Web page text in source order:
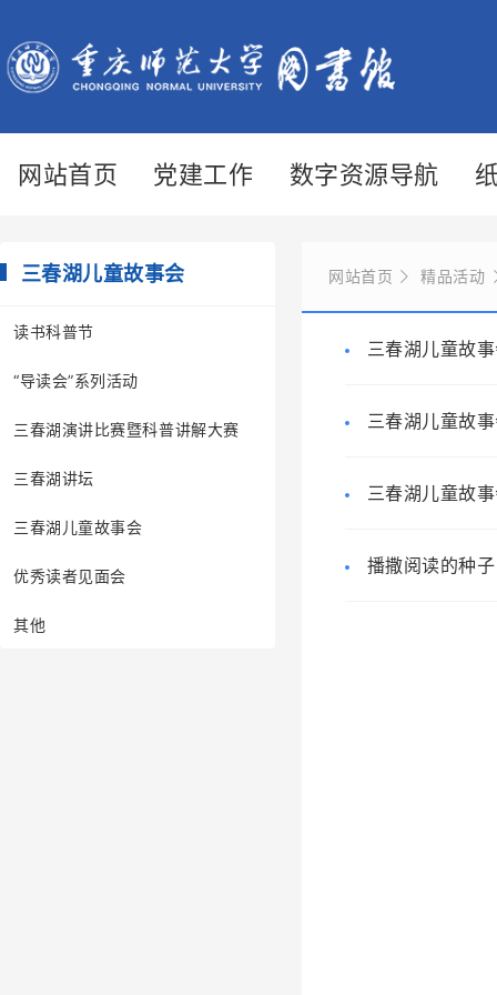
网站首页 党建工作 数字资源导航
三春湖儿童故事会
读书科普节
“导读会”系列活动
三春湖演讲比赛暨科普讲解大赛
三春湖讲坛
三春湖儿童故事会
优秀读者见面会
其他
网站首页 精品活动
三春湖儿童故
三春湖儿童故
三春湖儿童故
播撒阅读的种